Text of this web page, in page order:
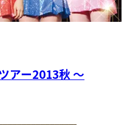
アー2013秋 〜